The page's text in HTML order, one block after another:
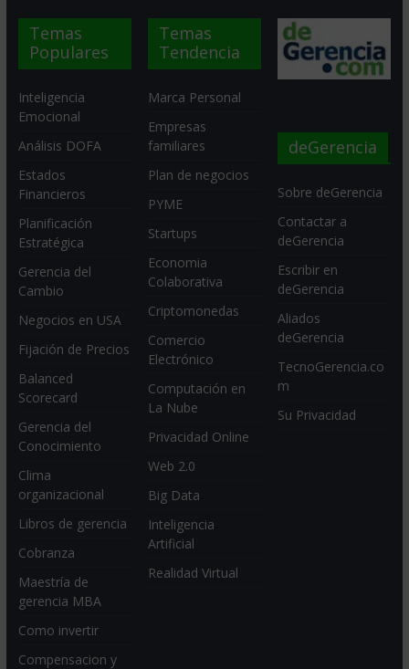
Temas
Populares
Inteligencia
Emocional
Análisis DOFA
Estados
Financieros
Planificación
Estratégica
Gerencia del
Cambio
Negocios en USA
Fijación de Precios
Balanced
Scorecard
Gerencia del
Conocimiento
Clima
organizacional
Libros de gerencia
Cobranza
Maestría de
gerencia MBA
Como invertir
Compensacion y
Temas
Tendencia
Marca Personal
Empresas
familiares
Plan de negocios
PYME
Startups
Economia
Colaborativa
Criptomonedas
Comercio
Electrónico
Computación en
La Nube
Privacidad Online
Web 2.0
Big Data
Inteligencia
Artificial
Realidad Virtual
deGerencia
Sobre deGerencia
Contactar a
deGerencia
Escribir en
deGerencia
Aliados
deGerencia
TecnoGerencia.co
m
Su Privacidad